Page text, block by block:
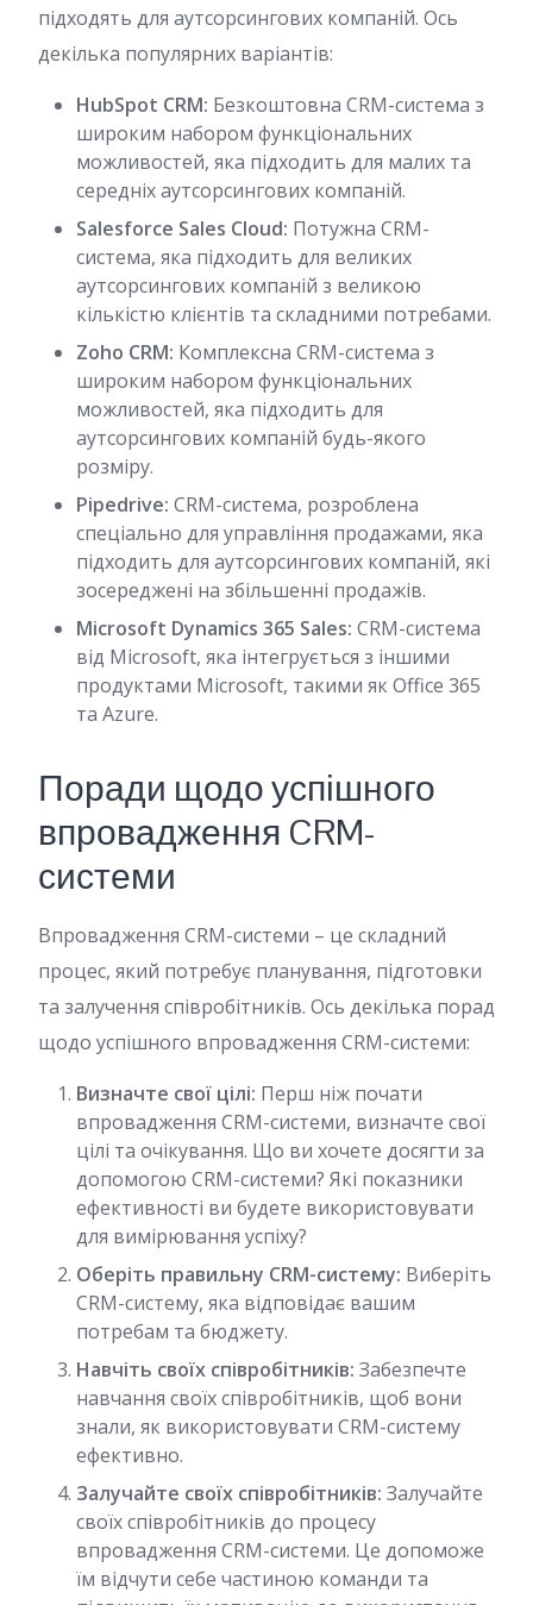
підходять для аутсорсингових компаній. Ось
декілька популярних варіантів:
HubSpot CRM: Безкоштовна CRM-система з
широким набором функціональних
можливостей, яка підходить для малих та
середніх аутсорсингових компаній.
Salesforce Sales Cloud: Потужна CRM-
система, яка підходить для великих
аутсорсингових компаній з великою
кількістю клієнтів та складними потребами.
Zoho CRM: Комплексна CRM-система з
широким набором функціональних
можливостей, яка підходить для
аутсорсингових компаній будь-якого
розміру.
Pipedrive: CRM-система, розроблена
спеціально для управління продажами, яка
підходить для аутсорсингових компаній, які
зосереджені на збільшенні продажів.
Microsoft Dynamics 365 Sales: CRM-система
від Microsoft, яка інтегрується з іншими
продуктами Microsoft, такими як Office 365
та Azure.
Поради щодо успішного
впровадження CRM-
системи
Впровадження CRM-системи – це складний
процес, який потребує планування, підготовки
та залучення співробітників. Ось декілька порад
щодо успішного впровадження CRM-системи:
Визначте свої цілі: Перш ніж почати
впровадження CRM-системи, визначте свої
цілі та очікування. Що ви хочете досягти за
допомогою CRM-системи? Які показники
ефективності ви будете використовувати
для вимірювання успіху?
Оберіть правильну CRM-систему: Виберіть
CRM-систему, яка відповідає вашим
потребам та бюджету.
Навчіть своїх співробітників: Забезпечте
навчання своїх співробітників, щоб вони
знали, як використовувати CRM-систему
ефективно.
Залучайте своїх співробітників: Залучайте
своїх співробітників до процесу
впровадження CRM-системи. Це допоможе
їм відчути себе частиною команди та